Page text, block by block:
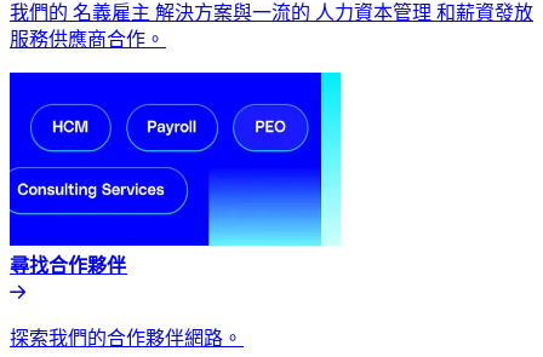
我們的 名義雇主 解決方案與一流的 人力資本管理 和薪資發放
服務供應商合作。​​
尋找合作夥伴​​
探索我們的合作夥伴網路。​​